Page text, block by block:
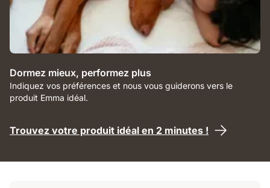
Dormez mieux, performez plus
Indiquez vos préférences et nous vous guiderons vers le
produit Emma idéal.
Trouvez votre produit idéal en 2 minutes !